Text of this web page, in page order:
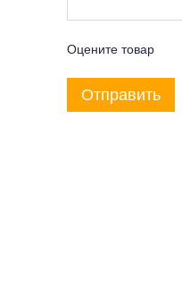
Оцените товар
Отправить